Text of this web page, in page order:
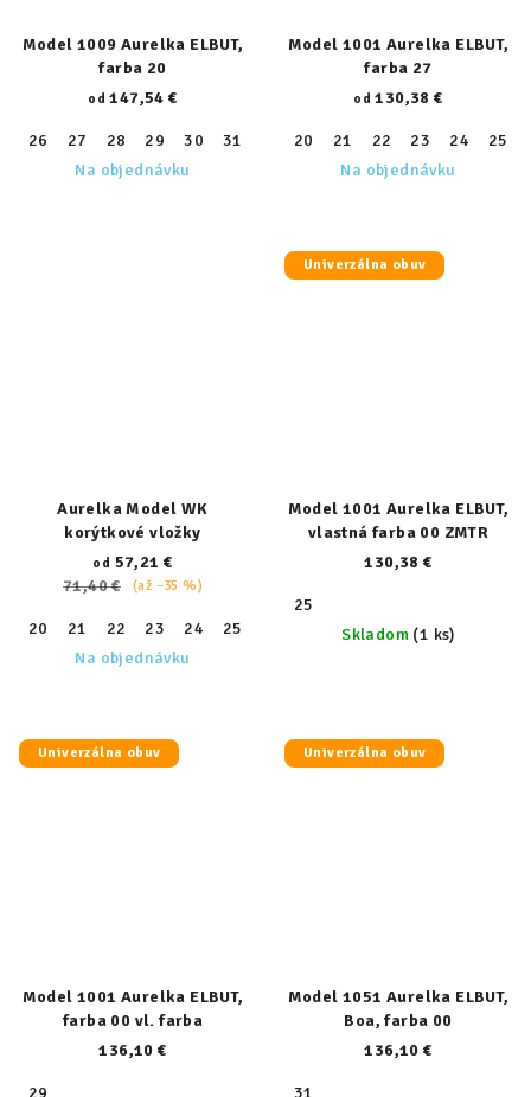
Model 1009 Aurelka ELBUT,
farba 20
od 147,54 €
26 27 28 29 30 31 33 34 35 36 37
38
Na objednávku
Model 1001 Aurelka ELBUT,
farba 27
od 130,38 €
20 21 22 23 24 25
Na objednávku
Aurelka Model WK
korýtkové vložky
od 57,21 €
71,40 €
(až –35 %)
20 21 22 23 24 25 28 29 30
Na objednávku
Univerzálna obuv
Model 1001 Aurelka ELBUT,
vlastná farba 00 ZMTR
130,38 €
25
Skladom (1 ks)
Univerzálna obuv
Model 1001 Aurelka ELBUT,
farba 00 vl. farba
136,10 €
29
Univerzálna obuv
Model 1051 Aurelka ELBUT,
Boa, farba 00
136,10 €
31